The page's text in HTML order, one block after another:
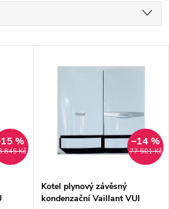
845 Kč
%
77 501 Kč
–14 %
Kotel plynový závěsný
kondenzační Vaillant VUI